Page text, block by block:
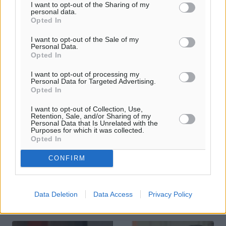
I want to opt-out of the Sharing of my
personal data.
Opted In
I want to opt-out of the Sale of my
Personal Data.
Opted In
I want to opt-out of processing my
Personal Data for Targeted Advertising.
Opted In
I want to opt-out of Collection, Use,
Retention, Sale, and/or Sharing of my
Personal Data that Is Unrelated with the
Purposes for which it was collected.
Opted In
CONFIRM
Data Deletion Data Access Privacy Policy
προσφυγικό
Για το σχέδιο έκτακτης ανάγκης και το αίτημα που
υπέβαλε η Ελλάδα στην Ευρώπη καθώς και για το plan B
για το προσφυγικό μίλησε ο αναπληρωτής υπουργός
Μεταναστευτικής Πολιτικής ...
28.02.16, 18:21